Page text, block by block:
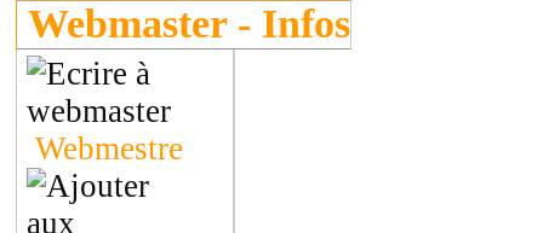
Webmaster - Infos
Webmestre